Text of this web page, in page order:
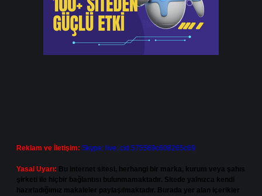
Reklam ve İletişim: Skype: live:.cid.575569c608265c69
Yasal Uyarı: Bu internet sitesi, herhangi bir marka, kurum veya şahıs
şirketi ile hiçbir bağlantısı bulunmamaktadır. Sitede yalnızca kendi
hazırladığımız makaleler paylaşılmaktadır. Burada yer alan içerikler